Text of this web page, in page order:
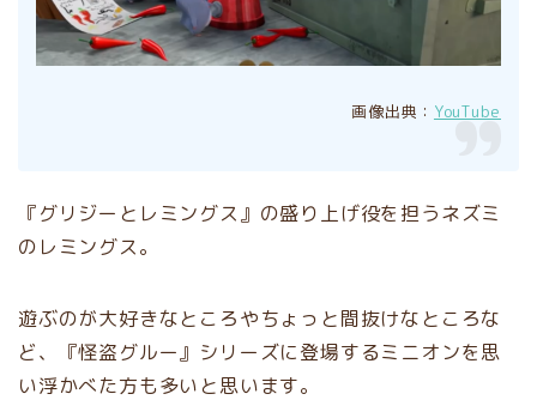
画像出典： YouTube
『グリジーとレミングス』の盛り上げ役を担うネズミ
のレミングス。
遊ぶのが大好きなところやちょっと間抜けなところな
ど、『怪盗グルー』シリーズに登場するミニオンを思
い浮かべた方も多いと思います。